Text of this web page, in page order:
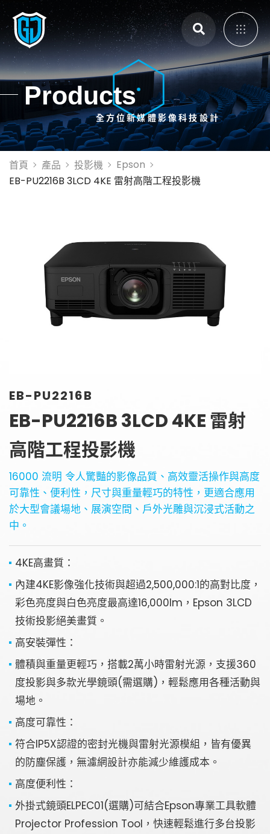
主選單
展覽展示設計
體感互動裝置
大畫面投影拼接
投影設備租賃
金字塔設備租賃
參觀預約
投影機
銀幕
全息金字塔
全息投影
Products
全方位新媒體影像科技設計
首頁 產品 投影機
Epson
EB-PU2216B 3LCD 4KE 雷射高階工程投影機
EB-PU2216B
EB-PU2216B 3LCD 4KE 雷射
高階工程投影機
16000 流明 令人驚豔的影像品質、高效靈活操作與高度
可靠性、便利性，尺寸與重量輕巧的特性，更適合應用
於大型會議場地、展演空間、戶外光雕與沉浸式活動之
中。
4KE高畫質：
內建4KE影像強化技術與超過2,500,000:1的高對比度，
彩色亮度與白色亮度最高達16,000lm，Epson 3LCD
技術投影絕美畫質。
高安裝彈性：
體積與重量更輕巧，搭載2萬小時雷射光源，支援360
度投影與多款光學鏡頭(需選購)，輕鬆應用各種活動與
場地。
高度可靠性：
符合IP5X認證的密封光機與雷射光源模組，皆有優異
的防塵保護，無濾網設計亦能減少維護成本。
高度便利性：
外掛式鏡頭ELPEC01(選購)可結合Epson專業工具軟體
Projector Profession Tool，快速輕鬆進行多台投影